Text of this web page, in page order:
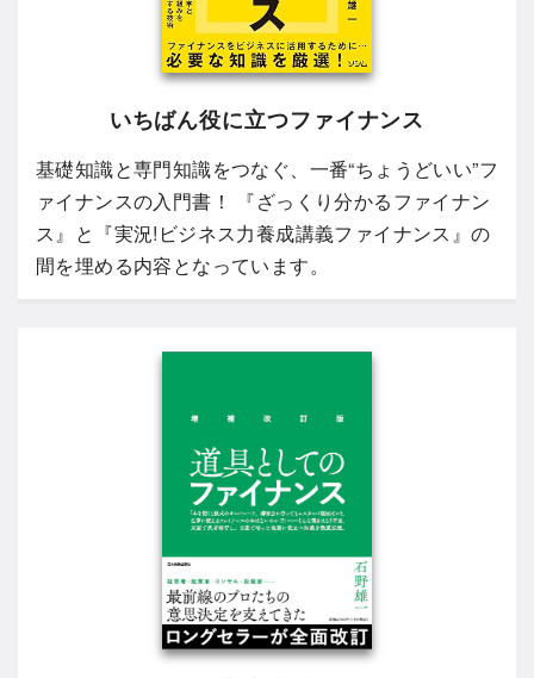
いちばん役に立つファイナンス
基礎知識と専門知識をつなぐ、一番“ちょうどいい”フ
ァイナンスの入門書！ 『ざっくり分かるファイナン
ス』と『実況!ビジネス力養成講義ファイナンス』の
間を埋める内容となっています。